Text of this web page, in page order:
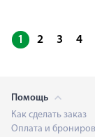
1 2 3 4
Помощь
Как сделать заказ
Оплата и